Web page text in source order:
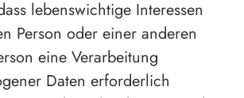
lebenswichtige Interessen
Person oder einer anderen
eine Verarbeitung
Daten erforderlich